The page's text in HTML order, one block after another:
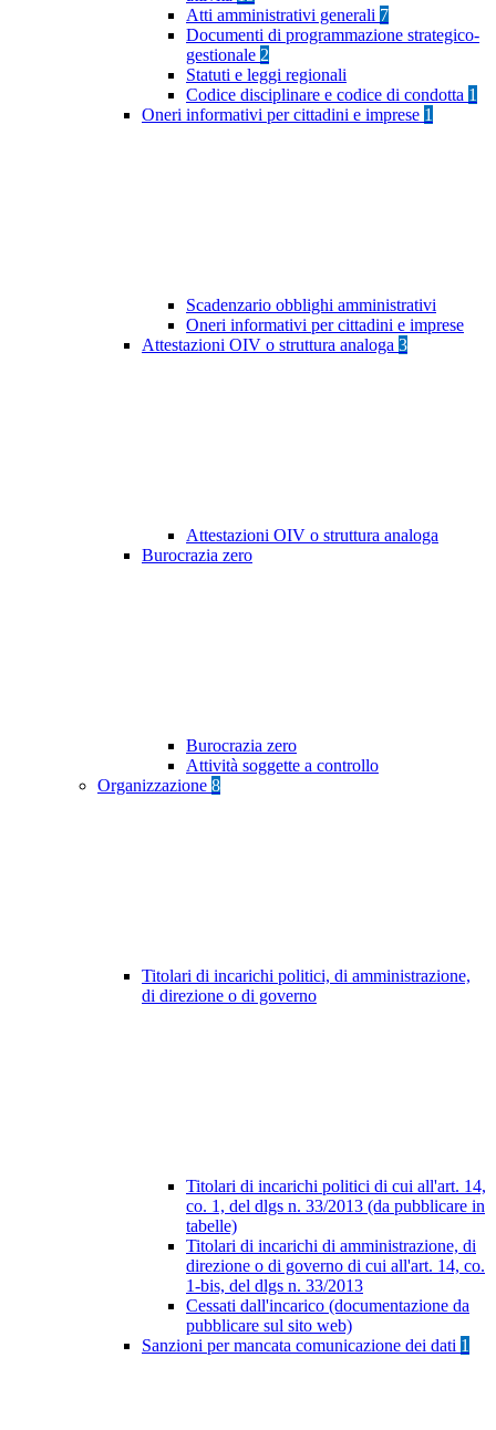
Atti amministrativi generali 7
Documenti di programmazione strategico-
gestionale 2
Statuti e leggi regionali
Codice disciplinare e codice di condotta 1
Oneri informativi per cittadini e imprese 1
Scadenzario obblighi amministrativi
Oneri informativi per cittadini e imprese
Attestazioni OIV o struttura analoga 3
Attestazioni OIV o struttura analoga
Burocrazia zero
Burocrazia zero
Attività soggette a controllo
Organizzazione 8
Titolari di incarichi politici, di amministrazione,
di direzione o di governo
Titolari di incarichi politici di cui all'art. 14,
co. 1, del dlgs n. 33/2013 (da pubblicare in
tabelle)
Titolari di incarichi di amministrazione, di
direzione o di governo di cui all'art. 14, co.
1-bis, del dlgs n. 33/2013
Cessati dall'incarico (documentazione da
pubblicare sul sito web)
Sanzioni per mancata comunicazione dei dati 1